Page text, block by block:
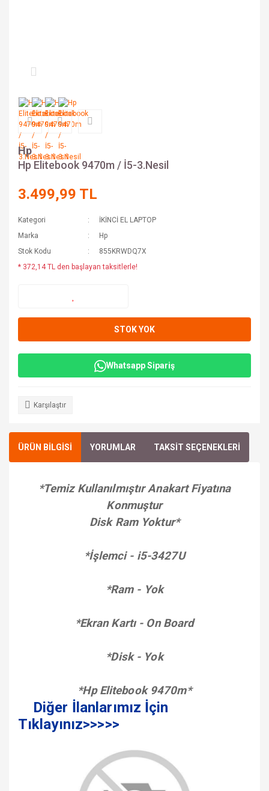
Hp
Hp Elitebook 9470m / İ5-3.Nesil
3.499,99 TL
Kategori
İKİNCİ EL LAPTOP
Marka
Hp
Stok Kodu
855KRWDQ7X
* 372,14 TL den başlayan taksitlerle!
STOK YOK
Whatsapp Sipariş
Karşılaştır
ÜRÜN BİLGİSİ YORUMLAR TAKSİT SEÇENEKLERİ
*Temiz Kullanılmıştır Anakart Fiyatına
Konmuştur
Disk Ram Yoktur*
*İşlemci - i5-3427U
*Ram - Yok
*Ekran Kartı - On Board
*Disk - Yok
*Hp Elitebook 9470m*
Diğer İlanlarımız İçin
Tıklayınız>>>>>